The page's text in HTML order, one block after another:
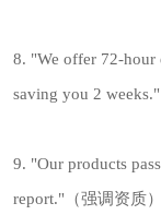
8. "We offer 72-hour
saving you 2
9. "Our products
report."（强调资质）